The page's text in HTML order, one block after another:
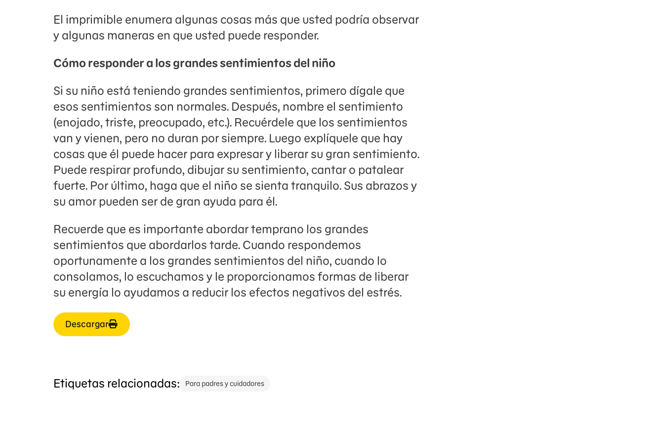
El imprimible enumera algunas cosas más que usted podría observar
y algunas maneras en que usted puede responder.
Cómo responder a los grandes sentimientos del niño
Si su niño está teniendo grandes sentimientos, primero dígale que
esos sentimientos son normales. Después, nombre el sentimiento
(enojado, triste, preocupado, etc.). Recuérdele que los sentimientos
van y vienen, pero no duran por siempre. Luego explíquele que hay
cosas que él puede hacer para expresar y liberar su gran sentimiento.
Puede respirar profundo, dibujar su sentimiento, cantar o patalear
fuerte. Por último, haga que el niño se sienta tranquilo. Sus abrazos y
su amor pueden ser de gran ayuda para él.
Recuerde que es importante abordar temprano los grandes
sentimientos que abordarlos tarde. Cuando respondemos
oportunamente a los grandes sentimientos del niño, cuando lo
consolamos, lo escuchamos y le proporcionamos formas de liberar
su energía lo ayudamos a reducir los efectos negativos del estrés.
Descargar
Etiquetas relacionadas: Para padres y cuidadores